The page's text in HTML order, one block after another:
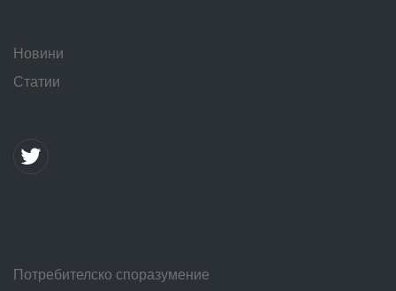
Новини
Статии
Потребителско споразумение